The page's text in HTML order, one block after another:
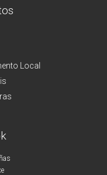
Local